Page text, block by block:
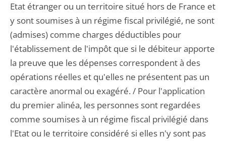
Etat étranger ou un territoire situé hors de France et
y sont soumises à un régime fiscal privilégié, ne sont
(admises) comme charges déductibles pour
l'établissement de l'impôt que si le débiteur apporte
la preuve que les dépenses correspondent à des
opérations réelles et qu'elles ne présentent pas un
caractère anormal ou exagéré. / Pour l'application
du premier alinéa, les personnes sont regardées
comme soumises à un régime fiscal privilégié dans
l'Etat ou le territoire considéré si elles n'y sont pas